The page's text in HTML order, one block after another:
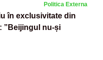
Politica Externa
în exclusivitate din
”Beijingul nu-și